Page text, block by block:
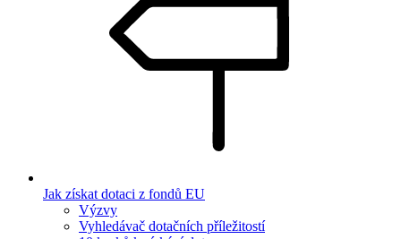
Jak získat dotaci z fondů EU
Výzvy
Vyhledávač dotačních příležitostí